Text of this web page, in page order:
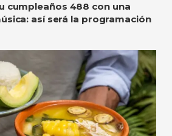
cumpleaños 488 con una
así será la programación